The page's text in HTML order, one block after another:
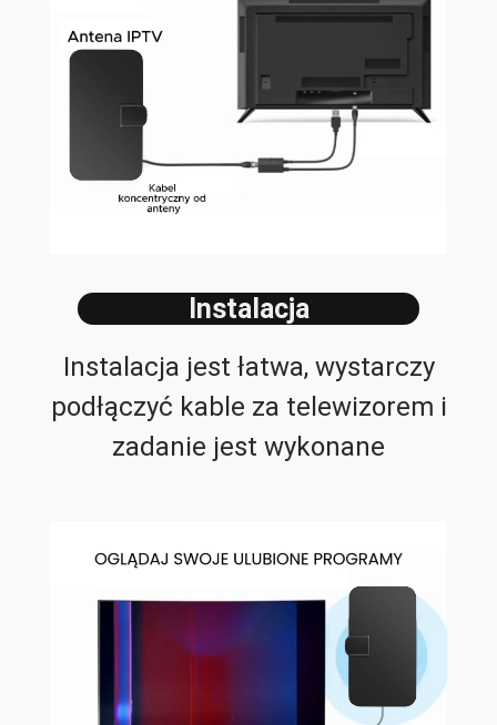
Instalacja
Instalacja jest łatwa, wystarczy
podłączyć kable za telewizorem i
zadanie jest wykonane